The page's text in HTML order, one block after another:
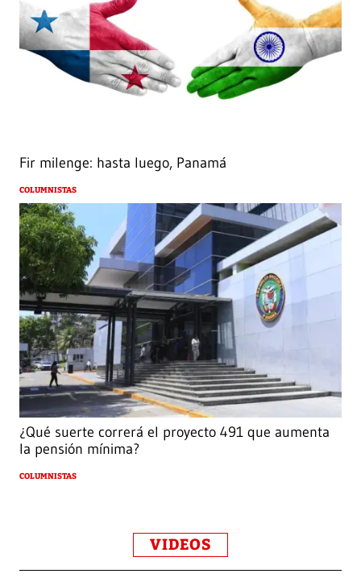
Fir milenge: hasta luego, Panamá
COLUMNISTAS
¿Qué suerte correrá el proyecto 491 que aumenta
la pensión mínima?
COLUMNISTAS
VIDEOS